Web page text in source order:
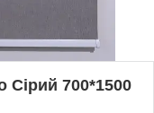
700*1500